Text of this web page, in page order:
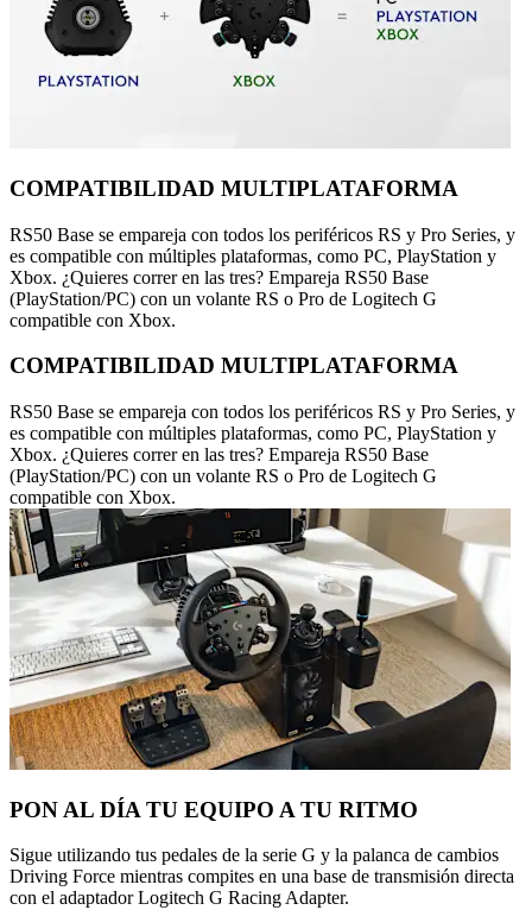
COMPATIBILIDAD MULTIPLATAFORMA
RS50 Base se empareja con todos los periféricos RS y Pro Series, y
es compatible con múltiples plataformas, como PC, PlayStation y
Xbox. ¿Quieres correr en las tres? Empareja RS50 Base
(PlayStation/PC) con un volante RS o Pro de Logitech G
compatible con Xbox.
COMPATIBILIDAD MULTIPLATAFORMA
RS50 Base se empareja con todos los periféricos RS y Pro Series, y
es compatible con múltiples plataformas, como PC, PlayStation y
Xbox. ¿Quieres correr en las tres? Empareja RS50 Base
(PlayStation/PC) con un volante RS o Pro de Logitech G
compatible con Xbox.
PON AL DÍA TU EQUIPO A TU RITMO
Sigue utilizando tus pedales de la serie G y la palanca de cambios
Driving Force mientras compites en una base de transmisión directa
con el adaptador Logitech G Racing Adapter.